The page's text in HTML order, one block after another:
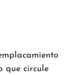
que circule